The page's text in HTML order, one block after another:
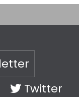
Twitter